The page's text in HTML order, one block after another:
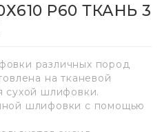
P60 ТКАНЬ 3
различных пород
на тканевой
сухой шлифовки.
шлифовки с помощью